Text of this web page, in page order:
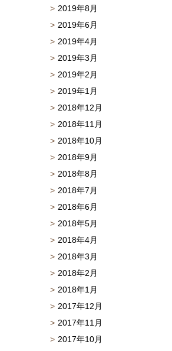
2019年8月
2019年6月
2019年4月
2019年3月
2019年2月
2019年1月
2018年12月
2018年11月
2018年10月
2018年9月
2018年8月
2018年7月
2018年6月
2018年5月
2018年4月
2018年3月
2018年2月
2018年1月
2017年12月
2017年11月
2017年10月